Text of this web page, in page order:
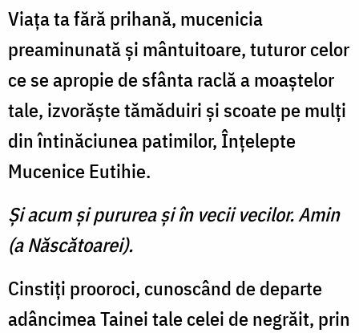
Viaţa ta fără prihană, mucenicia
preaminunată şi mântuitoare, tuturor celor
ce se apropie de sfânta raclă a moaştelor
tale, izvorăşte tămăduiri şi scoate pe mulţi
din întinăciunea patimilor, Înţelepte
Mucenice Eutihie.
Şi acum şi pururea şi în vecii vecilor. Amin
(a Născătoarei).
Cinstiţi prooroci, cunoscând de departe
adâncimea Tainei tale celei de negrăit, prin